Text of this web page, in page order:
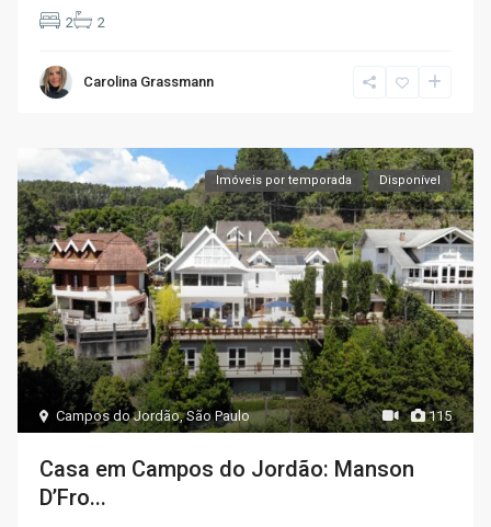
2 2
Carolina Grassmann
115
Campos do Jordão,São Paulo
Imóveis por temporada Disponível
Casa em Campos do Jordão: Manson
D’Fro...